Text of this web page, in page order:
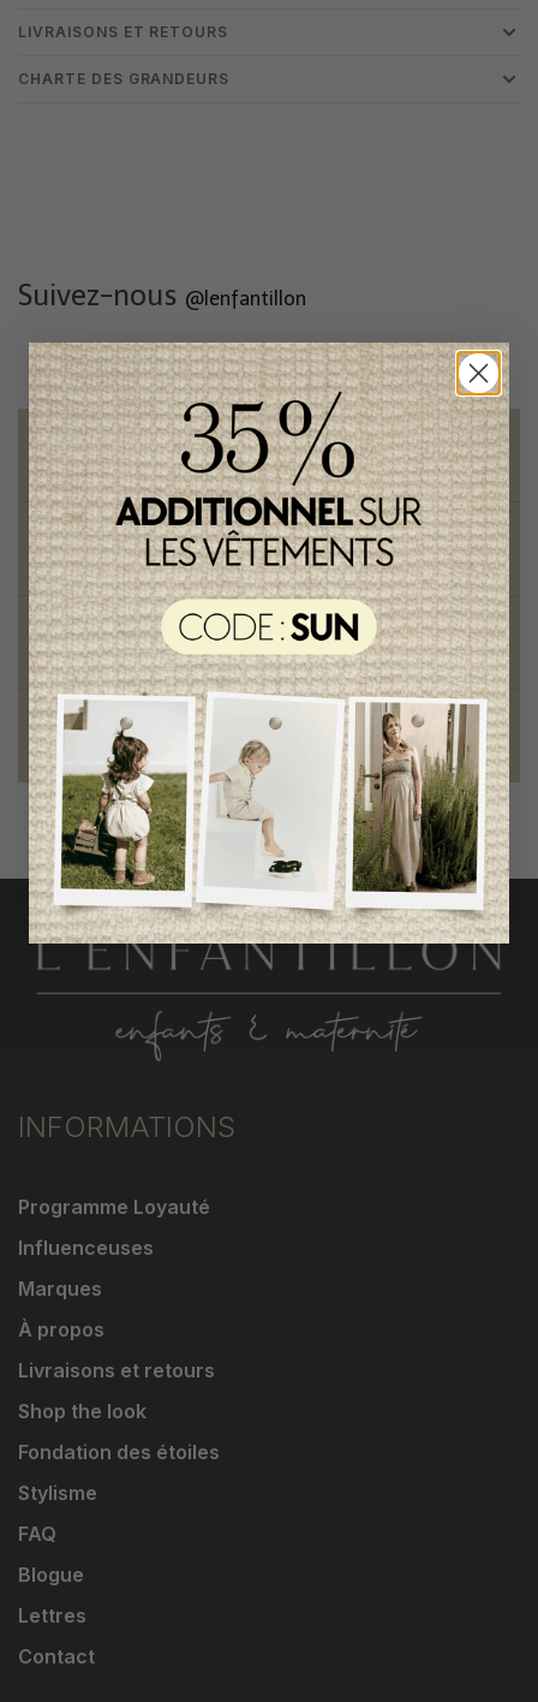
LIVRAISONS ET RETOURS
CHARTE DES GRANDEURS
Suivez-nous @lenfantillon
Livraison gratuite
sur toute commande de 100 $ et plus
Vêtements chics et tendances
pour mamans et enfants
Style et élégance
qualité remarquable
Fondation des étoiles
fiers de collaborer à une bonne cause
INFORMATIONS
Programme Loyauté
Influenceuses
Marques
À propos
Livraisons et retours
Shop the look
Fondation des étoiles
Stylisme
FAQ
Blogue
Lettres
Contact